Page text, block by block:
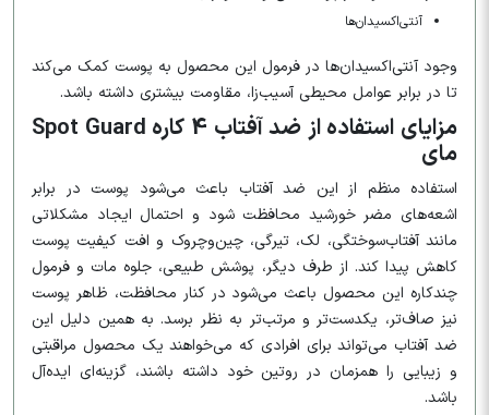
آنتی‌اکسیدان‌ها
وجود آنتی‌اکسیدان‌ها در فرمول این محصول به پوست کمک می‌کند
تا در برابر عوامل محیطی آسیب‌زا، مقاومت بیشتری داشته باشد.
مزایای استفاده از ضد آفتاب 4 کاره Spot Guard
مای
استفاده منظم از این ضد آفتاب باعث می‌شود پوست در برابر
اشعه‌های مضر خورشید محافظت شود و احتمال ایجاد مشکلاتی
مانند آفتاب‌سوختگی، لک، تیرگی، چین‌وچروک و افت کیفیت پوست
کاهش پیدا کند. از طرف دیگر، پوشش طبیعی، جلوه مات و فرمول
چندکاره این محصول باعث می‌شود در کنار محافظت، ظاهر پوست
نیز صاف‌تر، یکدست‌تر و مرتب‌تر به نظر برسد. به همین دلیل این
ضد آفتاب می‌تواند برای افرادی که می‌خواهند یک محصول مراقبتی
و زیبایی را همزمان در روتین خود داشته باشند، گزینه‌ای ایده‌آل
باشد.